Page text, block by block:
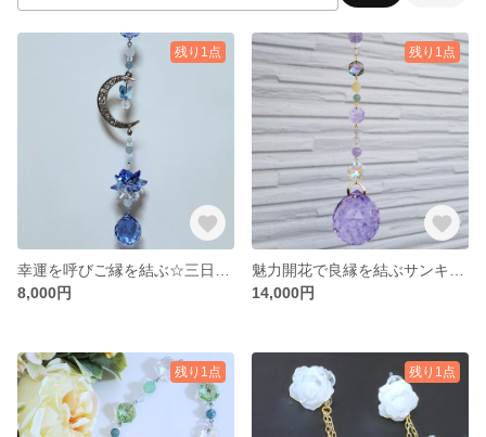
残り1点
8,000円
残り1点
14,000円
残り1点 残り1点